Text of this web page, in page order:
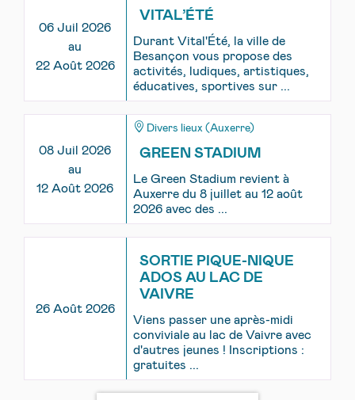
06 Juil 2026
au
22 Août 2026
VITAL’ÉTÉ
Durant Vital'Été, la ville de
Besançon vous propose des
activités, ludiques, artistiques,
éducatives, sportives sur ...
08 Juil 2026
au
12 Août 2026
Divers lieux (Auxerre)
GREEN STADIUM
Le Green Stadium revient à
Auxerre du 8 juillet au 12 août
2026 avec des ...
26 Août 2026
SORTIE PIQUE-NIQUE
ADOS AU LAC DE
VAIVRE
Viens passer une après-midi
conviviale au lac de Vaivre avec
d'autres jeunes ! Inscriptions :
gratuites ...